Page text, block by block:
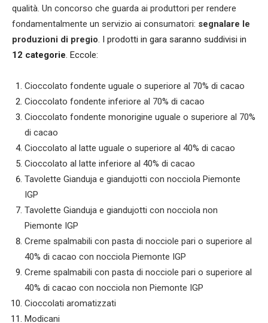
qualità. Un concorso che guarda ai produttori per rendere
fondamentalmente un servizio ai consumatori: segnalare le
produzioni di pregio. I prodotti in gara saranno suddivisi in
12 categorie. Eccole:
Cioccolato fondente uguale o superiore al 70% di cacao
Cioccolato fondente inferiore al 70% di cacao
Cioccolato fondente monorigine uguale o superiore al 70%
di cacao
Cioccolato al latte uguale o superiore al 40% di cacao
Cioccolato al latte inferiore al 40% di cacao
Tavolette Gianduja e giandujotti con nocciola Piemonte
IGP
Tavolette Gianduja e giandujotti con nocciola non
Piemonte IGP
Creme spalmabili con pasta di nocciole pari o superiore al
40% di cacao con nocciola Piemonte IGP
Creme spalmabili con pasta di nocciole pari o superiore al
40% di cacao con nocciola non Piemonte IGP
Cioccolati aromatizzati
Modicani